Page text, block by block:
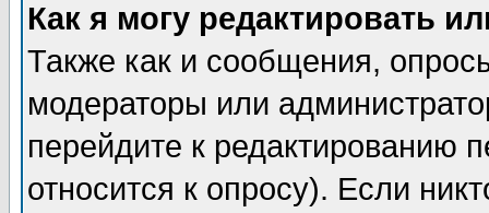
Как я могу редактировать
Также как и сообщения,
модераторы или
перейдите к редактированию
относится к опросу). Если